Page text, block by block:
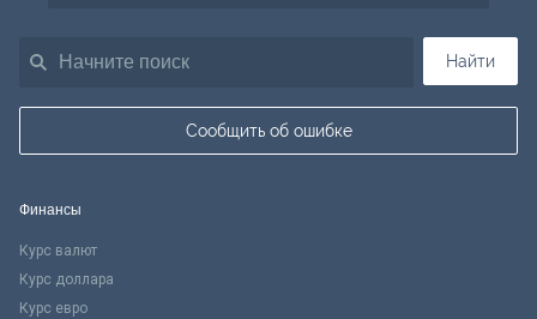
Найти
Сообщить об ошибке
Финансы
Курс валют
Курс доллара
Курс евро